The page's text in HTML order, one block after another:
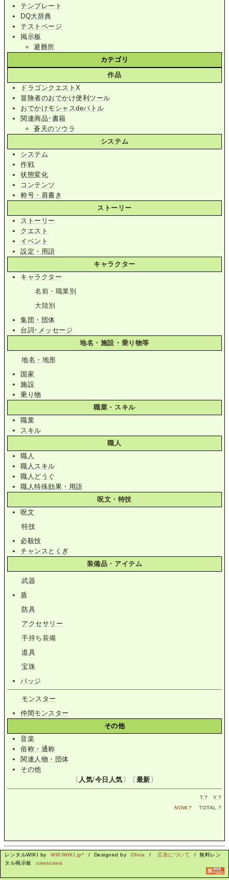
テンプレート
DQ大辞典
テストページ
掲示板
避難所
カテゴリ
作品
ドラゴンクエストX
冒険者のおでかけ便利ツール
おでかけモシャスdeバトル
関連商品･書籍
蒼天のソウラ
システム
システム
作戦
状態変化
コンテンツ
称号・肩書き
ストーリー
ストーリー
クエスト
イベント
設定・用語
キャラクター
キャラクター
名前・職業別
大陸別
集団・団体
台詞･メッセージ
地名・施設・乗り物等
地名・地形
国家
施設
乗り物
職業・スキル
職業
スキル
職人
職人
職人スキル
職人どうぐ
職人特殊効果・用語
呪文・特技
呪文
特技
必殺技
チャンスとくぎ
装備品・アイテム
武器
盾
防具
アクセサリー
手持ち装備
道具
宝珠
バッジ
モンスター
仲間モンスター
その他
音楽
俗称・通称
関連人物・団体
その他
〔 人気/今日人気 〕〔 最新 〕
T.? Y.?
NOW.? TOTAL.?
レンタルWIKI by WIKIWIKI.jp* / Designed by Olivia / 広告について
/ 無料レン
タル掲示板
zawazawa